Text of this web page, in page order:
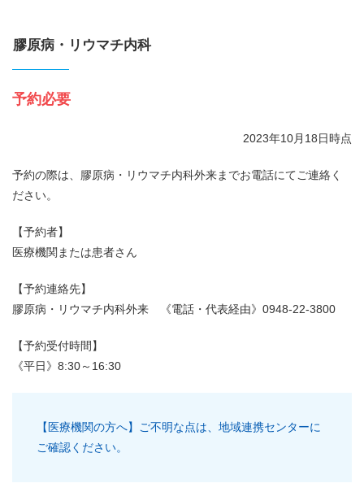
膠原病・リウマチ内科
予約必要
2023年10月18日時点
予約の際は、膠原病・リウマチ内科外来までお電話にてご連絡く
ださい。
【予約者】
医療機関または患者さん
【予約連絡先】
膠原病・リウマチ内科外来 《電話・代表経由》0948-22-3800
【予約受付時間】
《平日》8:30～16:30
【医療機関の方へ】ご不明な点は、地域連携センターに
ご確認ください。